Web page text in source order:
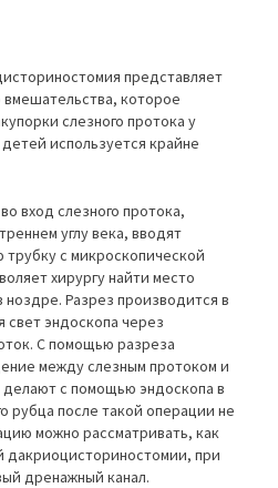
представляет
вмешательства, которое
слезного протока у
используется крайне
вход слезного протока,
углу века, вводят
с микроскопической
хирургу найти место
ноздре. Разрез производится в
свет эндоскопа через
С помощью разреза
между слезным протоком и
с помощью эндоскопа в
рубца после такой операции не
можно рассматривать, как
дакриоцисториностомии, при
дренажный канал.